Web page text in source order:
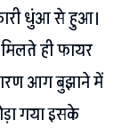
धुंआ से हुआ।
ही फायर
आग बुझाने में
गया इसके